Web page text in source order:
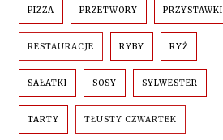
PIZZA PRZETWORY PRZYSTAWKI
RESTAURACJE RYBY RYŻ
SAŁATKI SOSY SYLWESTER
TARTY TŁUSTY CZWARTEK